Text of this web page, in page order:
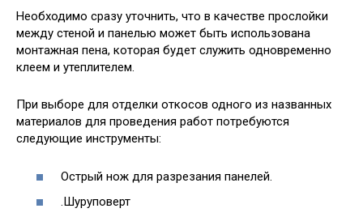
Необходимо сразу уточнить, что в качестве прослойки
между стеной и панелью может быть использована
монтажная пена, которая будет служить одновременно
клеем и утеплителем.
При выборе для отделки откосов одного из названных
материалов для проведения работ потребуются
следующие инструменты:
Острый нож для разрезания панелей.
.Шуруповерт